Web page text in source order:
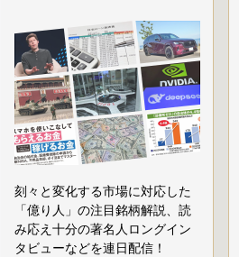
刻々と変化する市場に対応した
「億り人」の注目銘柄解説、読
み応え十分の著名人ロングイン
タビューなどを連日配信！